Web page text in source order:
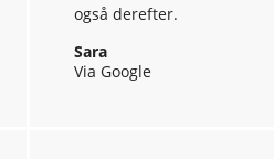
også derefter.
Sara
Via Google